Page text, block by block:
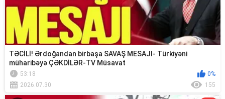
TƏCİLİ! Ərdoğandan birbaşa SAVAŞ MESAJI- Türkiyəni
müharibəyə ÇƏKDİLƏR-TV Müsavat
53:18
0%
2026.07.30
155